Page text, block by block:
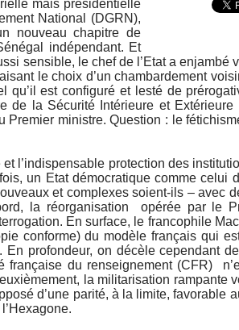
mais présidentielle
National (DGRN),
nouveau chapitre de
indépendant. Et
sensible, le chef de l’Etat a enjambé
le choix d’un chambardement
qu’il est configuré et lesté de
de la Sécurité Intérieure et Extérieure
Premier ministre. Question : le
l’indispensable protection des
un Etat démocratique comme celui
et complexes soient-ils – avec
la réorganisation opérée par le
En surface, le francophile
conforme) du modèle français qui
En profondeur, on décèle cependant
française du renseignement (CFR)
la militarisation rampante
d’une parité, à la limite, favorable